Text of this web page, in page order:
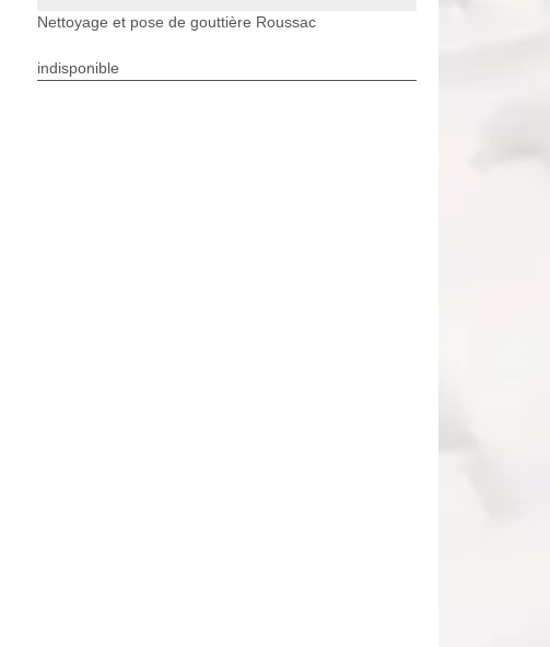
Nettoyage et pose de gouttière Roussac
indisponible